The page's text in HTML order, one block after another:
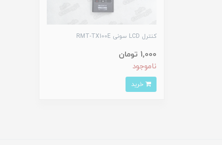
کنترل LCD سونی RMT-TX100E
1,000 تومان
ناموجود